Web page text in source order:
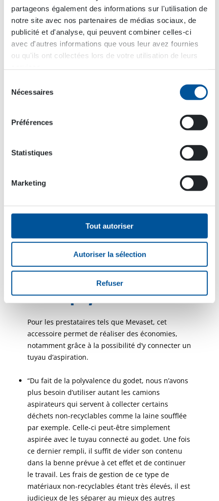
partageons également des informations sur l'utilisation de
notre site avec nos partenaires de médias sociaux, de
publicité et d'analyse, qui peuvent combiner celles-ci
avec d'autres informations que vous leur avez fournies
ou qu'ils ont collectées lors de votre utilisation de leurs
Nécessaires
Préférences
Statistiques
Marketing
Tout autoriser
Autoriser la sélection
Refuser
Avec ce nouvel outil, on peut mieux séparer ces
éléments et ainsi réduire le volume de déchets
mixtes dont les frais de gestion sont bien plus
élevés que ceux des déchets triés.
Esa Mäntylä, CEO of Mevaset Oy
chantiers de démolition est facile et rapide,
réduisant ainsi les frais de gestion qui y sont
associés. Sur la photo, l’accessoire sert à la
collecte d’agrégats légers d’argile expansée
Pas seulement un godet, mais
un outil polyvalent
Pour les prestataires tels que Mevaset, cet
accessoire permet de réaliser des économies,
notamment grâce à la possibilité d’y connecter un
tuyau d’aspiration.
“Du fait de la polyvalence du godet, nous n’avons
plus besoin d’utiliser autant les camions
aspirateurs qui servent à collecter certains
déchets non-recyclables comme la laine soufflée
par exemple. Celle-ci peut-être simplement
aspirée avec le tuyau connecté au godet. Une fois
ce dernier rempli, il suffit de vider son contenu
dans la benne prévue à cet effet et de continuer
le travail. Les frais de gestion de ce type de
matériaux non-recyclables étant très élevés, il est
judicieux de les séparer au mieux des autres